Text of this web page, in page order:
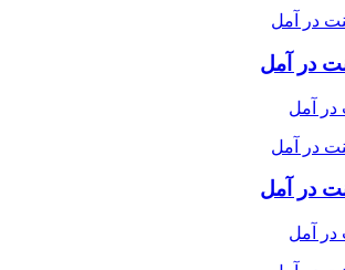
در آمل
در آمل
در آمل
در آمل